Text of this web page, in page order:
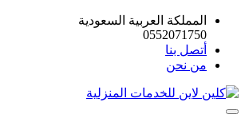
المملكة العربية السعودية
0552071750
أتصل بنا
من نحن